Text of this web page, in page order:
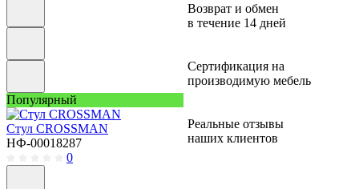
Популярный
Стул CROSSMAN
НФ-00018287
0
Возврат и обмен
в течение 14 дней
Сертификация на
производимую мебель
Реальные отзывы
наших клиентов